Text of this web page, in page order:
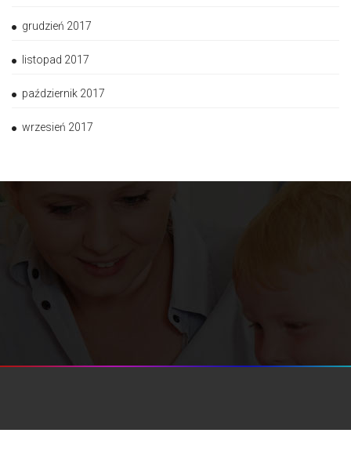
grudzień 2017
listopad 2017
październik 2017
wrzesień 2017